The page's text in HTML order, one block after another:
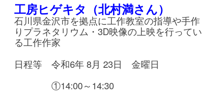
工房ヒゲキタ（北村満さん）
石川県金沢市を拠点に工作教室の指導や手作
りプラネタリウム・3D映像の上映を行ってい
る工作作家
日程等 令和6年 8月 23日 金曜日
①14:00～14:30